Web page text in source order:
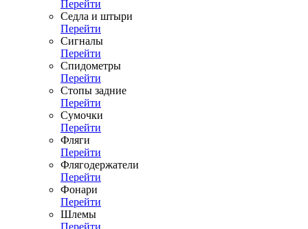
Перейти
Седла и штыри
Перейти
Сигналы
Перейти
Спидометры
Перейти
Стопы задние
Перейти
Сумочки
Перейти
Фляги
Перейти
Флягодержатели
Перейти
Фонари
Перейти
Шлемы
Перейти